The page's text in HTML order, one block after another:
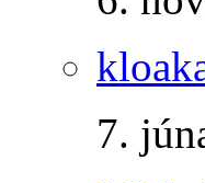
7.